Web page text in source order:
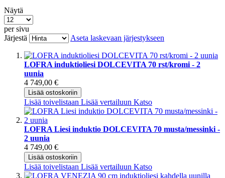
Näytä
per sivu
Järjestä
Aseta laskevaan järjestykseen
LOFRA induktioliesi DOLCEVITA 70 rst/kromi - 2
uunia
4 749,00 €
Lisää ostoskoriin
Lisää toivelistaan Lisää vertailuun Katso
LOFRA Liesi induktio DOLCEVITA 70 musta/messinki -
2 uunia
4 749,00 €
Lisää ostoskoriin
Lisää toivelistaan Lisää vertailuun Katso